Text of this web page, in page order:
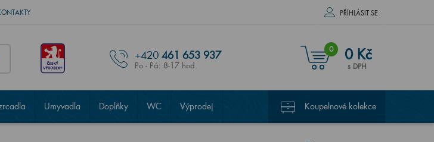
PŘÍHLÁSIT SE
+420 461 653 937
Po - Pá: 8-17 hod.
0 0 Kč
s DPH
Umyvadla Doplňky WC Výprodej Koupelnové kolekce